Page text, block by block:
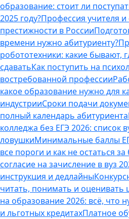
образование: стоит ли
2025 году?Профессия учителя и
престижности в России
времени нужно абитуриенту?
робототехники: какие бывают,
сдаватьКак поступить на
востребованной профессии
какое образование нужно для
индустрииСроки подачи
полный календарь абитуриента
колледжа без ЕГЭ 2026: список
ловушкиМинимальные баллы
все пороги и как не остаться
согласие на зачисление в вуз
инструкция и дедлайны
читать, понимать и
на образование 2026: всё, что
и льготных кредитахПлатное